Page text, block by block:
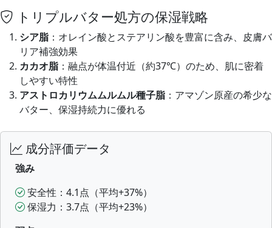
トリプルバター処方の保湿戦略
シア脂 ：オレイン酸とステアリン酸を豊富に含み、皮膚バ
リア補強効果
カカオ脂 ：融点が体温付近（約37℃）のため、肌に密着
しやすい特性
アストロカリウムムルムル種子脂 ：アマゾン原産の希少な
バター、保湿持続力に優れる
成分評価データ
強み
安全性：4.1点（平均+37%）
保湿力：3.7点（平均+23%）